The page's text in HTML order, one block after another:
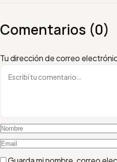
Comentarios (0)
Tu dirección de correo
Escribí tu comentario
Nombre
Email